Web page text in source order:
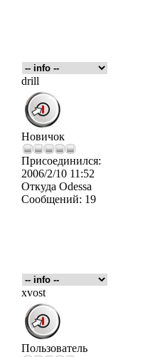
drill
Новичок
Присоединился:
2006/2/10 11:52
Откуда Odessa
Сообщений: 19
xvost
Пользователь